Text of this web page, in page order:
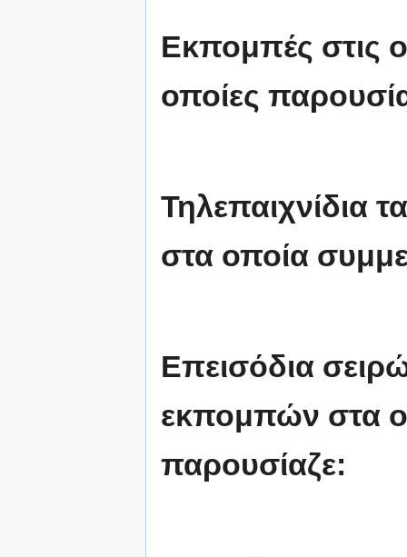
Εκπομπές στις
οποίες
Τηλεπαιχνίδια
στα οποία
Επεισόδια
εκπομπών στα
παρουσίαζε: